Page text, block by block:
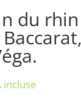
du
incluse